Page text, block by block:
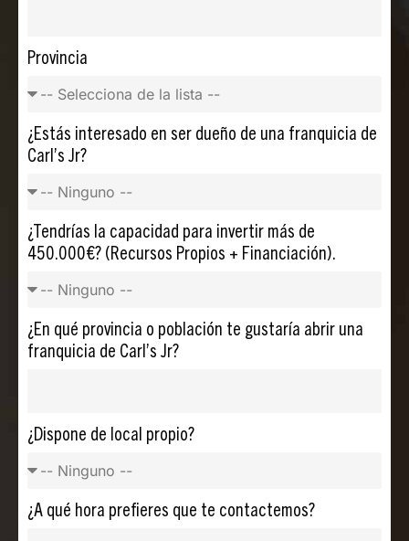
Provincia
¿Estás interesado en ser dueño de una franquicia de
Carl’s Jr?
¿Tendrías la capacidad para invertir más de
450.000€? (Recursos Propios + Financiación).
¿En qué provincia o población te gustaría abrir una
franquicia de Carl’s Jr?
¿Dispone de local propio?
¿A qué hora prefieres que te contactemos?